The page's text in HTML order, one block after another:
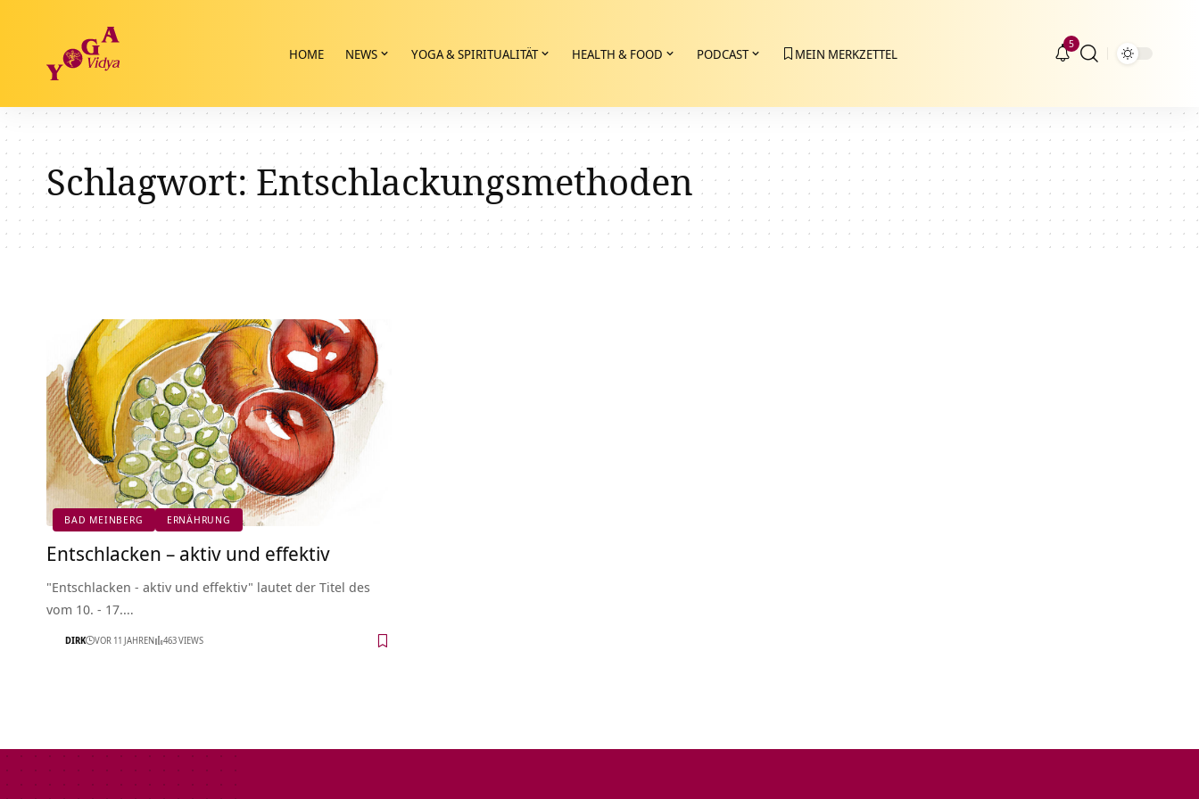
HOME NEWS YOGA & SPIRITUALITÄT HEALTH & FOOD PODCAST MEIN MERKZETTEL
5
Schlagwort:Entschlackungsmethoden
BAD MEINBERG ERNÄHRUNG
Entschlacken – aktiv und effektiv
"Entschlacken - aktiv und effektiv" lautet der Titel des
vom 10. - 17.…
DIRK VOR 11 JAHREN 463 VIEWS